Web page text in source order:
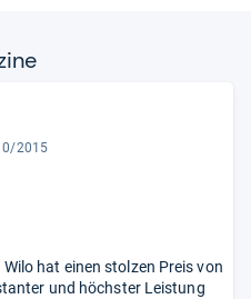
2015
hat einen stolzen Preis von
und höchster Leistung